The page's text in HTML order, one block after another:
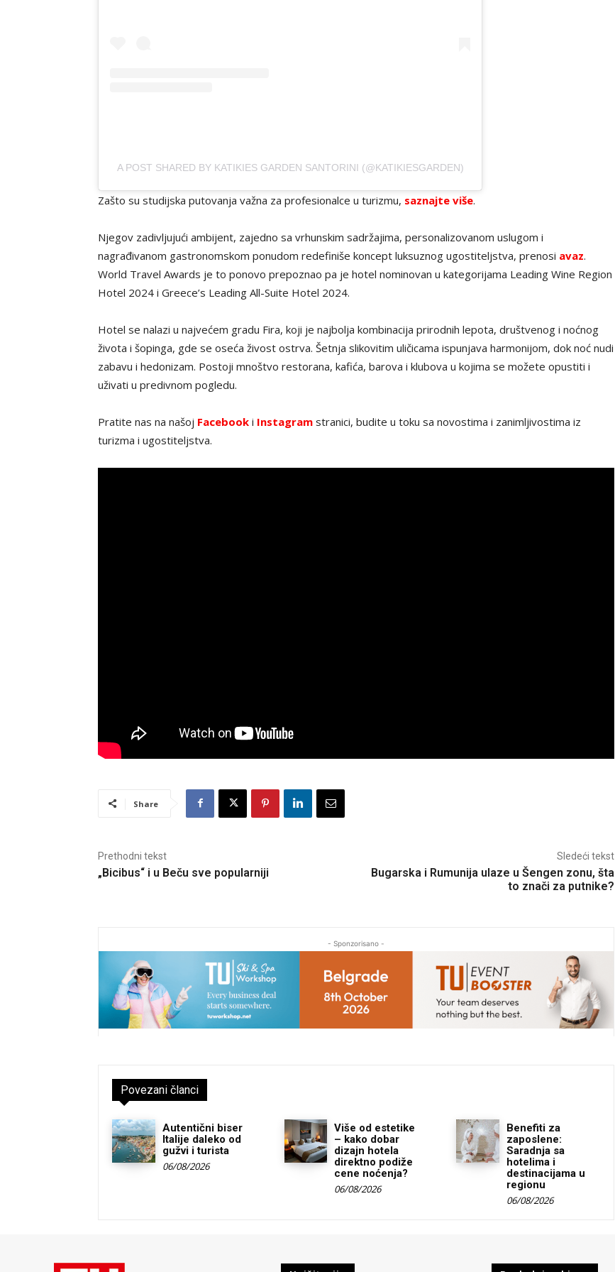
A POST SHARED BY KATIKIES GARDEN SANTORINI (@KATIKIESGARDEN)
Zašto su studijska putovanja važna za profesionalce u turizmu, saznajte više.
Njegov zadivljujući ambijent, zajedno sa vrhunskim sadržajima, personalizovanom uslugom i
nagrađivanom gastronomskom ponudom redefiniše koncept luksuznog ugostiteljstva, prenosi avaz.
World Travel Awards je to ponovo prepoznao pa je hotel nominovan u kategorijama Leading Wine Region
Hotel 2024 i Greece’s Leading All-Suite Hotel 2024.
Hotel se nalazi u najvećem gradu Fira, koji je najbolja kombinacija prirodnih lepota, društvenog i noćnog
života i šopinga, gde se oseća živost ostrva. Šetnja slikovitim uličicama ispunjava harmonijom, dok noć nudi
zabavu i hedonizam. Postoji mnoštvo restorana, kafića, barova i klubova u kojima se možete opustiti i
uživati ​​u predivnom pogledu.
Pratite nas na našoj Facebook i Instagram stranici, budite u toku sa novostima i zanimljivostima iz
turizma i ugostiteljstva.
Share
Prethodni tekst
„Bicibus“ i u Beču sve popularniji
Sledeći tekst
Bugarska i Rumunija ulaze u Šengen zonu, šta
to znači za putnike?
- Sponzorisano -
Povezani članci
Autentični biser
Italije daleko od
gužvi i turista
06/08/2026
Više od estetike
– kako dobar
dizajn hotela
direktno podiže
cene noćenja?
06/08/2026
Benefiti za
zaposlene:
Saradnja sa
hotelima i
destinacijama u
regionu
06/08/2026